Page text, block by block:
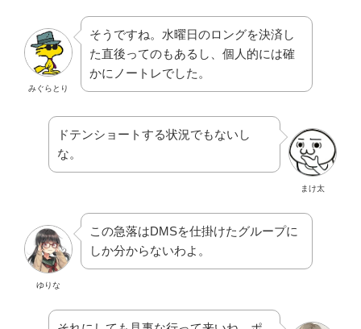
みぐらとり
そうですね。水曜日のロングを決済し
た直後ってのもあるし、個人的には確
かにノートレでした。
まけ太
ドテンショートする状況でもないし
な。
ゆりな
この急落はDMSを仕掛けたグループに
しか分からないわよ。